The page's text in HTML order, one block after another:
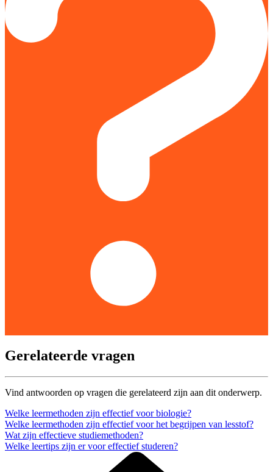
Gerelateerde vragen
Vind antwoorden op vragen die gerelateerd zijn aan dit onderwerp.
Welke leermethoden zijn effectief voor biologie?
Welke leermethoden zijn effectief voor het begrijpen van lesstof?
Wat zijn effectieve studiemethoden?
Welke leertips zijn er voor effectief studeren?